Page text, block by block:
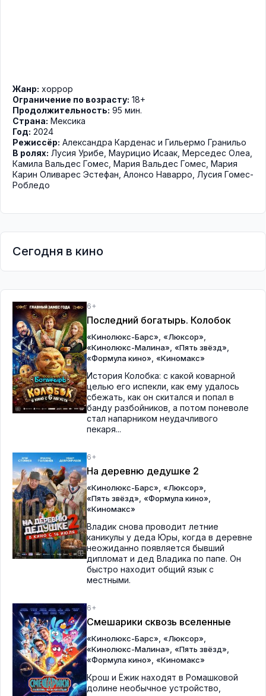
Жанр: хоррор
Ограничение по возрасту: 18+
Продолжительность: 95 мин.
Страна: Мексика
Год: 2024
Режиссёр: Александра Карденас и Гильермо Гранильо
В ролях: Лусия Урибе, Маурицио Исаак, Мерседес Олеа,
Камила Вальдес Гомес, Мария Вальдес Гомес, Мария
Карин Оливарес Эстефан, Алонсо Наварро, Лусия Гомес-
Робледо
Сегодня в кино
6+
Последний богатырь. Колобок
«Кинолюкс-Барс», «Люксор»,
«Кинолюкс-Малина», «Пять звёзд»,
«Формула кино», «Киномакс»
История Колобка: с какой коварной
целью его испекли, как ему удалось
сбежать, как он скитался и попал в
банду разбойников, а потом поневоле
стал напарником неудачливого
пекаря...
6+
На деревню дедушке 2
«Кинолюкс-Барс», «Люксор»,
«Пять звёзд», «Формула кино»,
«Киномакс»
Владик снова проводит летние
каникулы у деда Юры, когда в деревне
неожиданно появляется бывший
дипломат и дед Владика по папе. Он
быстро находит общий язык с
местными.
6+
Смешарики сквозь вселенные
«Кинолюкс-Барс», «Люксор»,
«Кинолюкс-Малина», «Пять звёзд»,
«Формула кино», «Киномакс»
Крош и Ёжик находят в Ромашковой
долине необычное устройство,